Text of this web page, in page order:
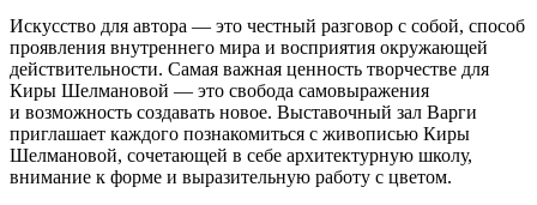
Искусство для автора — это честный разговор с собой, способ
проявления внутреннего мира и восприятия окружающей
действительности. Самая важная ценность творчестве для
Киры Шелмановой — это свобода самовыражения
и возможность создавать новое. Выставочный зал Варги
приглашает каждого познакомиться с живописью Киры
Шелмановой, сочетающей в себе архитектурную школу,
внимание к форме и выразительную работу с цветом.